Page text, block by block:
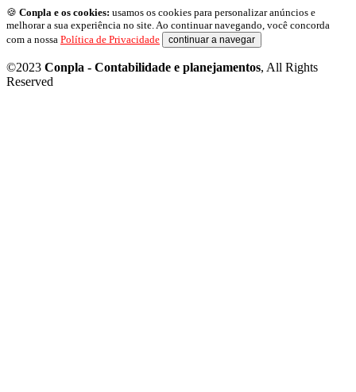
🍪 Conpla e os cookies: usamos os cookies para personalizar anúncios e
melhorar a sua experiência no site. Ao continuar navegando, você concorda
com a nossa Política de Privacidade continuar a navegar
©2023 Conpla - Contabilidade e planejamentos, All Rights
Reserved